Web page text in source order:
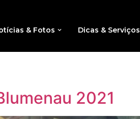
& Fotos Dicas & Serviços
2021